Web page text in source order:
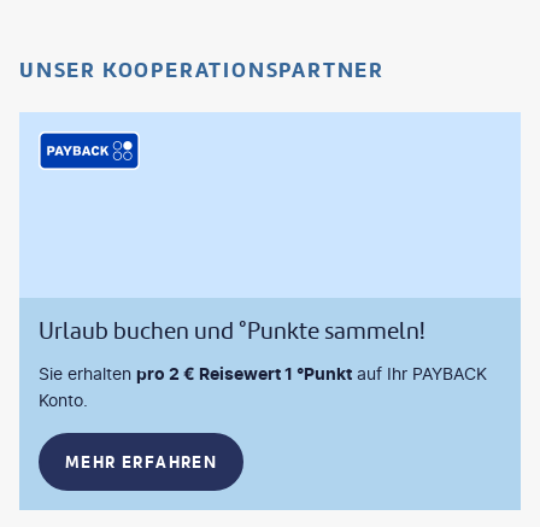
UNSER KOOPERATIONSPARTNER
Urlaub buchen und °Punkte sammeln!
Sie erhalten pro 2 € Reisewert 1 °Punkt auf Ihr PAYBACK
Konto.
MEHR ERFAHREN